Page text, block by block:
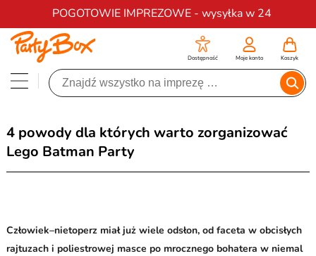
POGOTOWIE IMPREZOWE - wysyłka w 24
Darmowa dostawa na zamówienia od 200 zł
Dostępność Moje konto Koszyk
4 powody dla których warto zorganizować
Lego Batman Party
Człowiek–nietoperz miał już wiele odsłon, od faceta w obcisłych
rajtuzach i poliestrowej masce po mrocznego bohatera w niemal